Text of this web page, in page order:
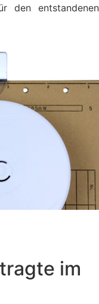
den entstandenen
im